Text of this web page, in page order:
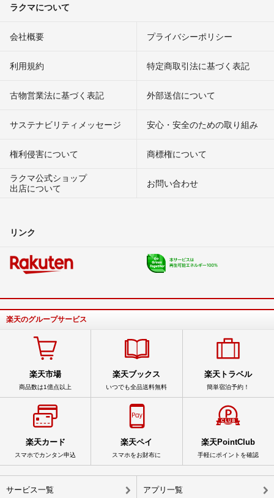
ラクマについて
会社概要 プライバシーポリシー
利用規約 特定商取引法に基づく表記
古物営業法に基づく表記 外部送信について
サステナビリティメッセージ 安心・安全のための取り組み
権利侵害について
商標権について
ラクマ公式ショップ
出店について
お問い合わせ
リンク
楽天のグループサービス
楽天市場
商品数は1億点以上
楽天ブックス
いつでも全品送料無料
楽天トラベル
簡単宿泊予約！
楽天カード
スマホでカンタン申込
楽天ペイ
スマホをお財布に
楽天PointClub
手軽にポイントを確認
サービス一覧 アプリ一覧